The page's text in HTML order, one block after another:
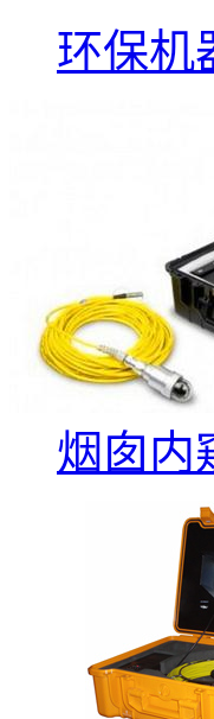
环保机
烟囱内